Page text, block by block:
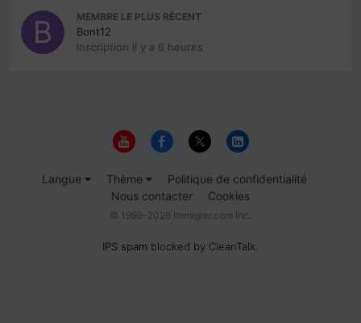
MEMBRE LE PLUS RÉCENT
Bont12
Inscription il y a 6 heures
Langue Thème
Politique de confidentialité
Nous contacter
Cookies
© 1999-2026 Immigrer.com Inc.
IPS spam blocked by CleanTalk.